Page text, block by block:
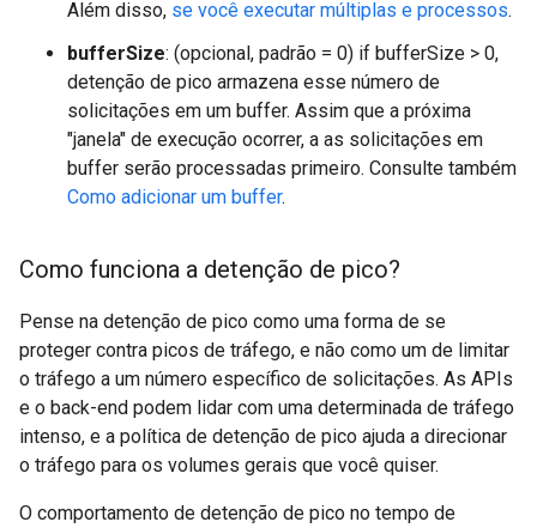
Além disso, se você executar múltiplas e processos.
bufferSize: (opcional, padrão = 0) if bufferSize > 0,
detenção de pico armazena esse número de
solicitações em um buffer. Assim que a próxima
"janela" de execução ocorrer, a as solicitações em
buffer serão processadas primeiro. Consulte também
Como adicionar um buffer.
Como funciona a detenção de pico?
Pense na detenção de pico como uma forma de se
proteger contra picos de tráfego, e não como um de limitar
o tráfego a um número específico de solicitações. As APIs
e o back-end podem lidar com uma determinada de tráfego
intenso, e a política de detenção de pico ajuda a direcionar
o tráfego para os volumes gerais que você quiser.
O comportamento de detenção de pico no tempo de